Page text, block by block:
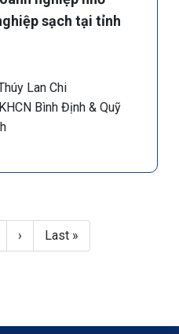
sạch tại tỉnh
Lan Chi
Bình Định & Quỹ
Next page
› Last page
Last »